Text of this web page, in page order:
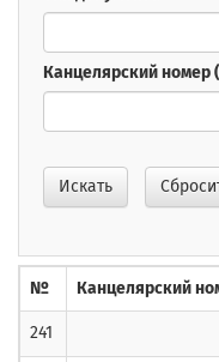
Канцелярский
Искать
№ Канцелярский
241